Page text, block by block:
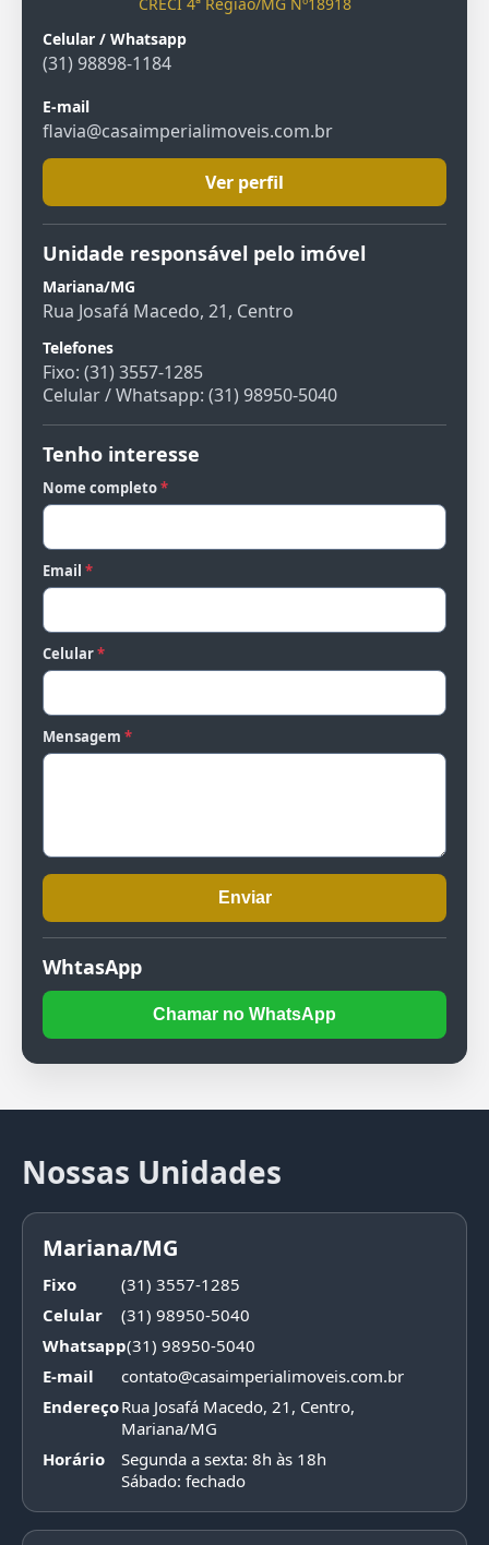
Celular / Whatsapp
(31) 98898-1184
E-mail
flavia@casaimperialimoveis.com.br
Ver perfil
Unidade responsável pelo imóvel
Mariana/MG
Rua Josafá Macedo, 21, Centro
Telefones
Fixo: (31) 3557-1285
Celular / Whatsapp: (31) 98950-5040
Tenho interesse
Nome completo*
Email *
Celular*
Mensagem *
Enviar
WhtasApp
Chamar no WhatsApp
Nossas Unidades
Mariana/MG
Fixo
(31) 3557-1285
Celular
(31) 98950-5040
Whatsapp(31) 98950-5040
E-mail
contato@casaimperialimoveis.com.br
EndereçoRua Josafá Macedo, 21, Centro,
Mariana/MG
Horário
Segunda a sexta: 8h às 18h
Sábado: fechado